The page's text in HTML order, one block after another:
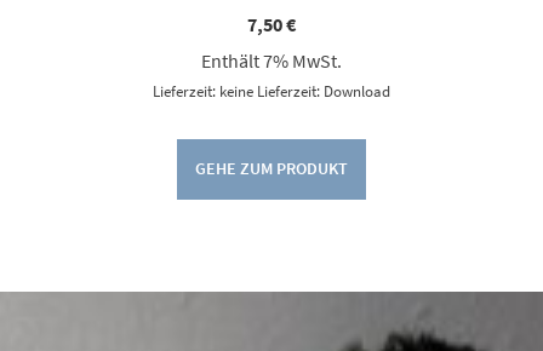
7,50€
Enthält 7% MwSt.
Lieferzeit: keine Lieferzeit: Download
GEHE ZUM PRODUKT